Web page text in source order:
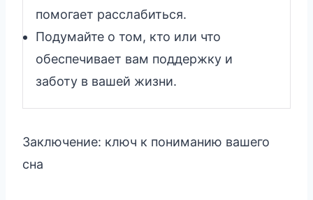
помогает расслабиться.
Подумайте о том, кто или что
обеспечивает вам поддержку и
заботу в вашей жизни.
Заключение: ключ к пониманию вашего
сна